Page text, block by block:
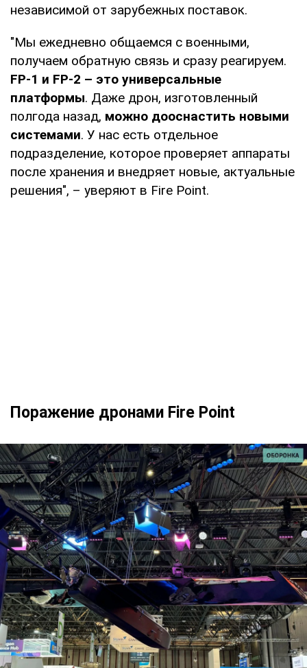
независимой от зарубежных поставок.
"Мы ежедневно общаемся с военными,
получаем обратную связь и сразу реагируем.
FP-1 и FP-2 – это универсальные
платформы. Даже дрон, изготовленный
полгода назад, можно дооснастить новыми
системами. У нас есть отдельное
подразделение, которое проверяет аппараты
после хранения и внедряет новые, актуальные
решения", – уверяют в Fire Point.
Поражение дронами Fire Point